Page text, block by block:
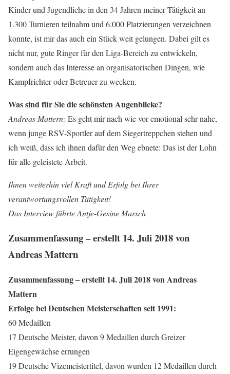
Kinder und Jugendliche in den 34 Jahren meiner Tätigkeit an
1.300 Turnieren teilnahm und 6.000 Platzierungen verzeichnen
konnte, ist mir das auch ein Stück weit gelungen. Dabei gilt es
nicht nur, gute Ringer für den Liga-Bereich zu entwickeln,
sondern auch das Interesse an organisatorischen Dingen, wie
Kampfrichter oder Betreuer zu wecken.
Was sind für Sie die schönsten Augenblicke?
Andreas Mattern: Es geht mir nach wie vor emotional sehr nahe,
wenn junge RSV-Sportler auf dem Siegertreppchen stehen und
ich weiß, dass ich ihnen dafür den Weg ebnete: Das ist der Lohn
für alle geleistete Arbeit.
Ihnen weiterhin viel Kraft und Erfolg bei Ihrer
verantwortungsvollen Tätigkeit!
Das Interview führte Antje-Gesine Marsch
Zusammenfassung – erstellt 14. Juli 2018 von
Andreas Mattern
Zusammenfassung – erstellt 14. Juli 2018 von Andreas
Mattern
Erfolge bei Deutschen Meisterschaften seit 1991:
60 Medaillen
17 Deutsche Meister, davon 9 Medaillen durch Greizer
Eigengewächse errungen
19 Deutsche Vizemeistertitel, davon wurden 12 Medaillen durch